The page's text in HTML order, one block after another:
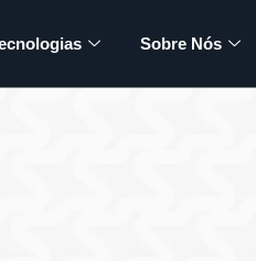
Sobre Nós